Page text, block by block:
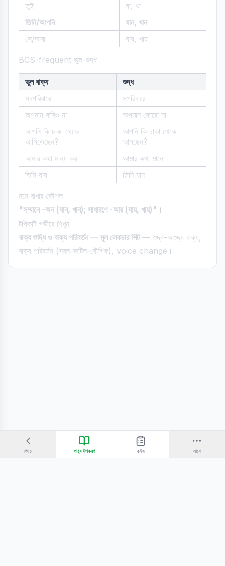
তুই
যা, খা
তিনি/আপনি
যান, খান
সে/তারা
যায়, খায়
BCS-frequent ভুল-শুদ্ধ
ভুল বাক্য
শুদ্ধ
স্বপরিবারে
সপরিবারে
অপমান করিও না
অপমান কোরো না
আপনি কি ঢাকা থেকে
আসিতেছেন?
আপনি কি ঢাকা থেকে
আসছেন?
আমার কথা মান্য কর
আমার কথা মানো
তিনি যায়
তিনি যান
মনে রাখার কৌশল
"সম্মানে -অন (যান, খান); সাধারণে -আয় (যায়, খায়)" ।
টপিকটি গভীরে শিখুন
বাক্য শুদ্ধি ও বাক্য পরিবর্তন — মূল লেকচার শিট— শুদ্ধ-অশুদ্ধ বাক্য,
বাক্য পরিবর্তন (সরল-জটিল-যৌগিক), voice change।
পিছনে পাঠ্য উপকরণ কুইজ আরো